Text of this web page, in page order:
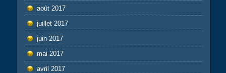
août 2017
juillet 2017
juin 2017
mai 2017
avril 2017